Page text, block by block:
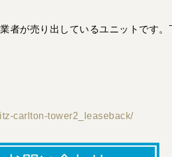
者が売り出しているユニットです。
carlton-tower2_leaseback/